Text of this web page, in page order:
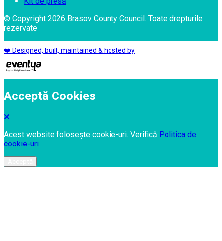
© Copyright 2026 Brasov County Council. Toate drepturile
rezervate
❤️ Designed, built, maintained & hosted by
Acceptă Cookies
Acest website folosește cookie-uri. Verifică Politica de
cookie-uri